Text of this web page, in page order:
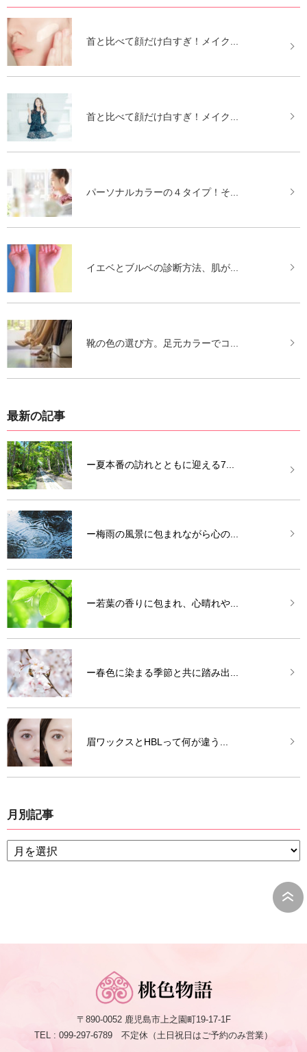
首と比べて顔だけ白すぎ！メイク...
首と比べて顔だけ白すぎ！メイク...
パーソナルカラーの４タイプ！そ...
イエベとブルベの診断方法、肌が...
靴の色の選び方。足元カラーでコ...
最新の記事
ー夏本番の訪れとともに迎える7...
ー梅雨の風景に包まれながら心の...
ー若葉の香りに包まれ、心晴れや...
ー春色に染まる季節と共に踏み出...
眉ワックスとHBLって何が違う...
月別記事
〒890-0052 鹿児島市上之園町19-17-1F
TEL : 099-297-6789 不定休（土日祝日はご予約のみ営業）